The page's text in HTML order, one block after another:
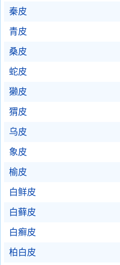
秦皮
青皮
桑皮
蛇皮
獭皮
猬皮
乌皮
象皮
榆皮
白鲜皮
白藓皮
白癣皮
柏白皮